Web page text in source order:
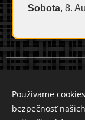
Sobota, 8.
Používame
bezpečnosť